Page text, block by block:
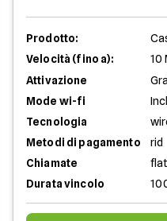
Prodotto:
Velocità (fino a):
10
Attivazione
Mode wi-fi
Tecnologia
Metodi di pagamento
rid
Chiamate
flat
Durata vincolo